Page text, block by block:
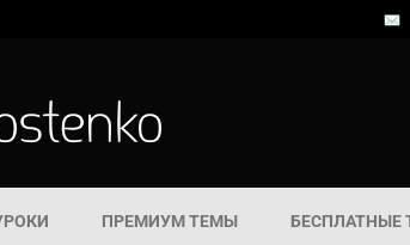
ПРЕМИУМ ТЕМЫ БЕСПЛАТНЫЕ